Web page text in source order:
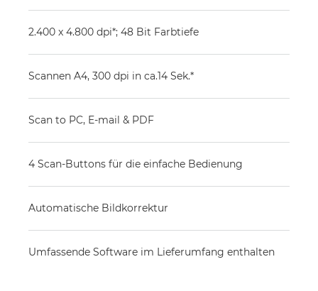
2.400 x 4.800 dpi*; 48 Bit Farbtiefe
Scannen A4, 300 dpi in ca.14 Sek.*
Scan to PC, E-mail & PDF
4 Scan-Buttons für die einfache Bedienung
Automatische Bildkorrektur
Umfassende Software im Lieferumfang enthalten